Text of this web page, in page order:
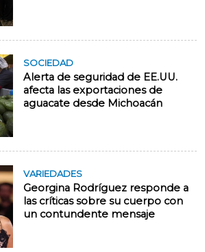
SOCIEDAD
Alerta de seguridad de EE.UU.
afecta las exportaciones de
aguacate desde Michoacán
VARIEDADES
Georgina Rodríguez responde a
las críticas sobre su cuerpo con
un contundente mensaje